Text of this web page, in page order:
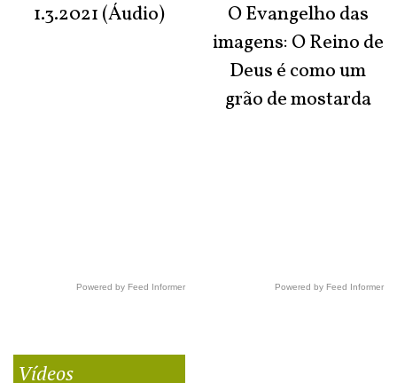
1.3.2021 (Áudio)
Powered by Feed Informer
O Evangelho das
imagens: O Reino de
Deus é como um
grão de mostarda
Powered by Feed Informer
Vídeos